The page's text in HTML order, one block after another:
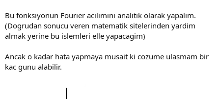
Bu fonksiyonun Fourier acilimini analitik olarak yapalim.
(Dogrudan sonucu veren matematik sitelerinden yardim
almak yerine bu islemleri elle yapacagim)
Ancak o kadar hata yapmaya musait ki cozume ulasmam bir
kac gunu alabilir.